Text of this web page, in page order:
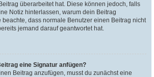
überarbeitet hat. Diese können jedoch, falls
Notiz hinterlassen, warum dein Beitrag
beachte, dass normale Benutzer einen Beitrag nicht
jemand darauf geantwortet hat.
eine Signatur anfügen?
Beitrag anzufügen, musst du zunächst eine